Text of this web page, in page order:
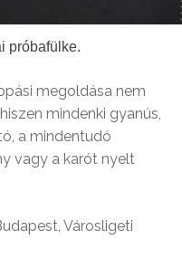
próbafülke.
megoldása nem
mindenki gyanús,
a mindentudó
vagy a karót nyelt
Városligeti